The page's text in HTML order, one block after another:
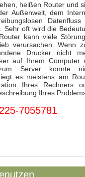
heißen Router und
Außenwelt, dem
Datenfluss
Sehr oft wird die
kann viele
verursachen. Wenn
Drucker nicht
auf Ihrem Computer
Server konnte
es meistens am
Ihres Rechners
Ihres
7055781